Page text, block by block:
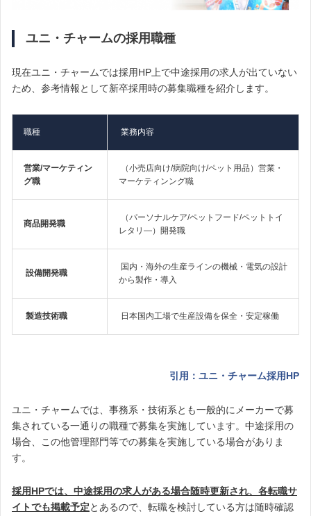
ユニ・チャームの採用職種
現在ユニ・チャームでは採用HP上で中途採用の求人が出ていない
ため、参考情報として新卒採用時の募集職種を紹介します。
職種 業務内容
営業/マーケティン
グ職
（小売店向け/病院向け/ペット用品）営業・
マーケティンング職
商品開発職
（パーソナルケア/ペットフード/ペットトイ
レタリ―）開発職
設備開発職
国内・海外の生産ラインの機械・電気の設計
から製作・導入
製造技術職 日本国内工場で生産設備を保全・安定稼働
引用：ユニ・チャーム採用HP
ユニ・チャームでは、事務系・技術系とも一般的にメーカーで募
集されている一通りの職種で募集を実施しています。中途採用の
場合、この他管理部門等での募集を実施している場合がありま
す。
採用HPでは、中途採用の求人がある場合随時更新され、各転職サ
イトでも掲載予定とあるので、転職を検討している方は随時確認